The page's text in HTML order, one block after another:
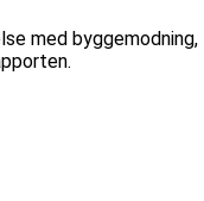
med byggemodning,